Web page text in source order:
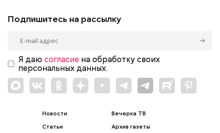
Подпишитесь на рассылку
Я даю согласие на обработку своих
персональных данных.
Новости
Статьи
Вечерка ТВ
Архив газеты